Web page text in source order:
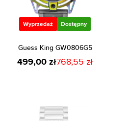
Wyprzedaż Dostępny
Guess King GW0806G5
499,00 zł768,55 zł